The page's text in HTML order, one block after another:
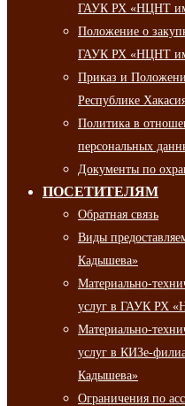
ГАУК РХ «НЦНТ
Положение о
ГАУК РХ «НЦНТ
Приказ и
Республике
Политика в
персональных
Документы по
ПОСЕТИТЕЛЯМ
Обратная связь
Виды
Кадышева»
Материально-
услуг в ГАУК РХ
Материально-
услуг в КИЗе-
Кадышева»
Ограничения по